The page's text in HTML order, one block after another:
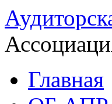
Главная